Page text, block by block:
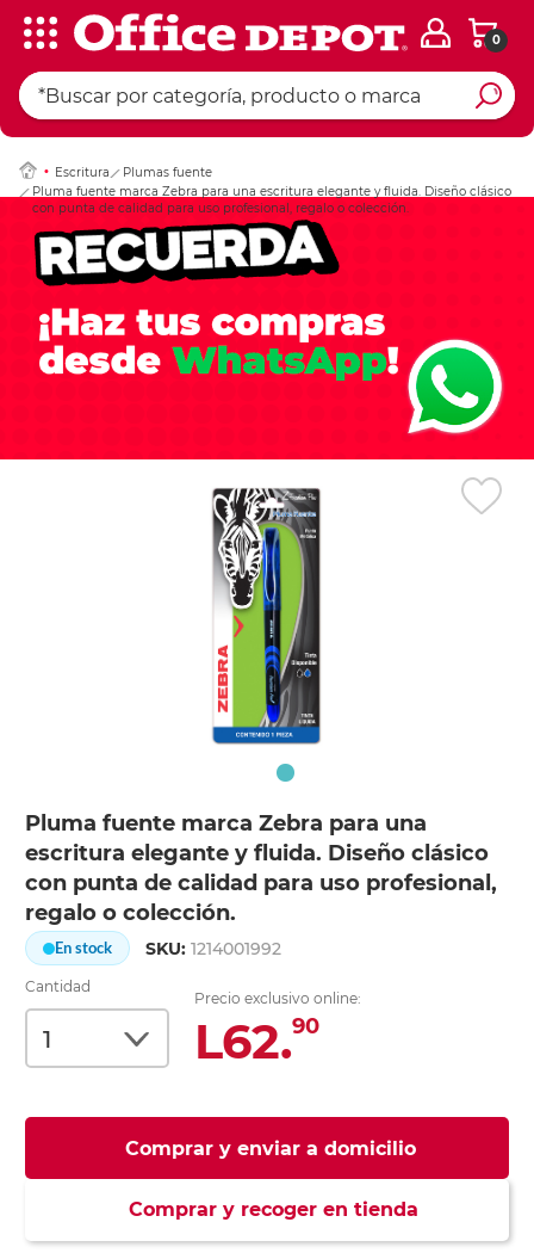
0
Escritura
Plumas fuente
Pluma fuente marca Zebra para una escritura elegante y fluida. Diseño clásico
con punta de calidad para uso profesional, regalo o colección.
Pluma fuente marca Zebra para una
escritura elegante y fluida. Diseño clásico
con punta de calidad para uso profesional,
regalo o colección.
En stock SKU:1214001992
Cantidad
Precio exclusivo online:
L62.90
Comprar y enviar a domicilio
Comprar y recoger en tienda
Ingresar Codigo